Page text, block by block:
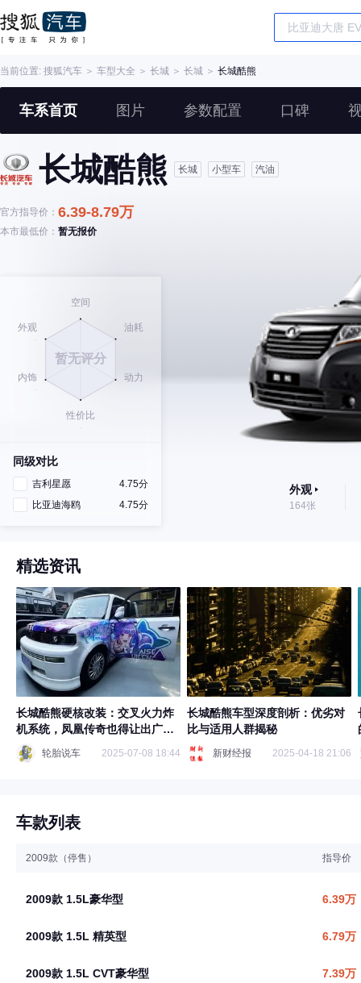
当前位置: 搜狐汽车 ＞ 车型大全 ＞ 长城 ＞ 长城 ＞ 长城酷熊
车系首页 图片 参数配置 口碑
长城酷熊 长城 小型车 汽油
官方指导价： 6.39-8.79万
本市最低价： 暂无报价
同级对比
吉利星愿
4.75分
比亚迪海鸥
4.75分
外观
164张
精选资讯
长城酷熊硬核改装：交叉火力炸
机系统，凤凰传奇也得让出广场
C位
轮胎说车 2025-07-08 18:44
长城酷熊车型深度剖析：优劣对
比与适用人群揭秘
新财经报 2025-04-18 21:06
车款列表
2009款（停售） 指导价
2009款 1.5L豪华型 6.39万
2009款 1.5L 精英型 6.79万
2009款 1.5L CVT豪华型 7.39万